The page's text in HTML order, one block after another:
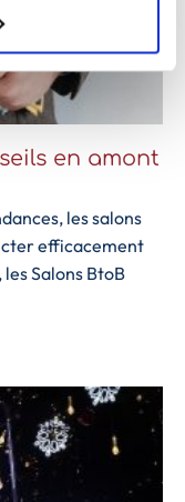
en amont
les salons
efficacement
Salons BtoB